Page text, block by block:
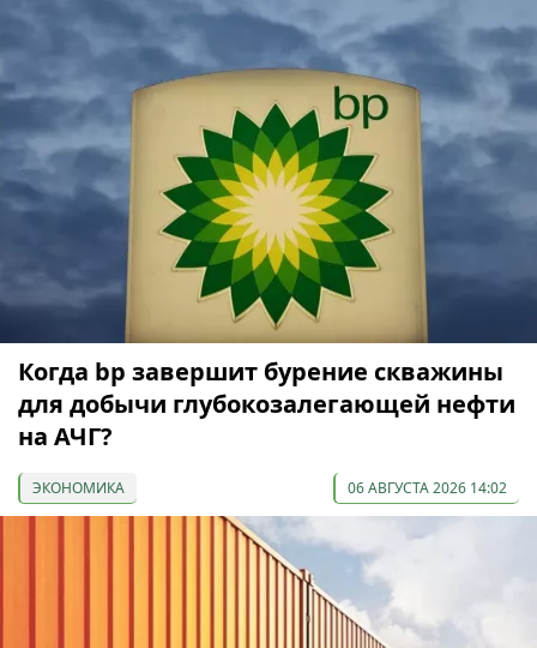
Когда bp завершит бурение скважины
для добычи глубокозалегающей нефти
на АЧГ?
ЭКОНОМИКА 06 АВГУСТА 2026 14:02